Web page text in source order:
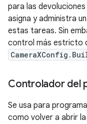
para las
asigna y administra un
estas tareas. Sin
control más estricto
Controlador del
Se usa para
como volver a abrir